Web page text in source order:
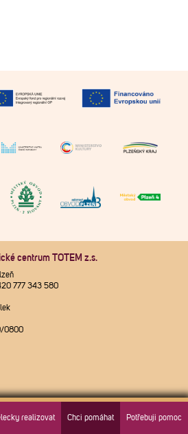
realizovat Chci pomáhat Potřebuji pomoc
centrum TOTEM z.s.
777 343 580
0800